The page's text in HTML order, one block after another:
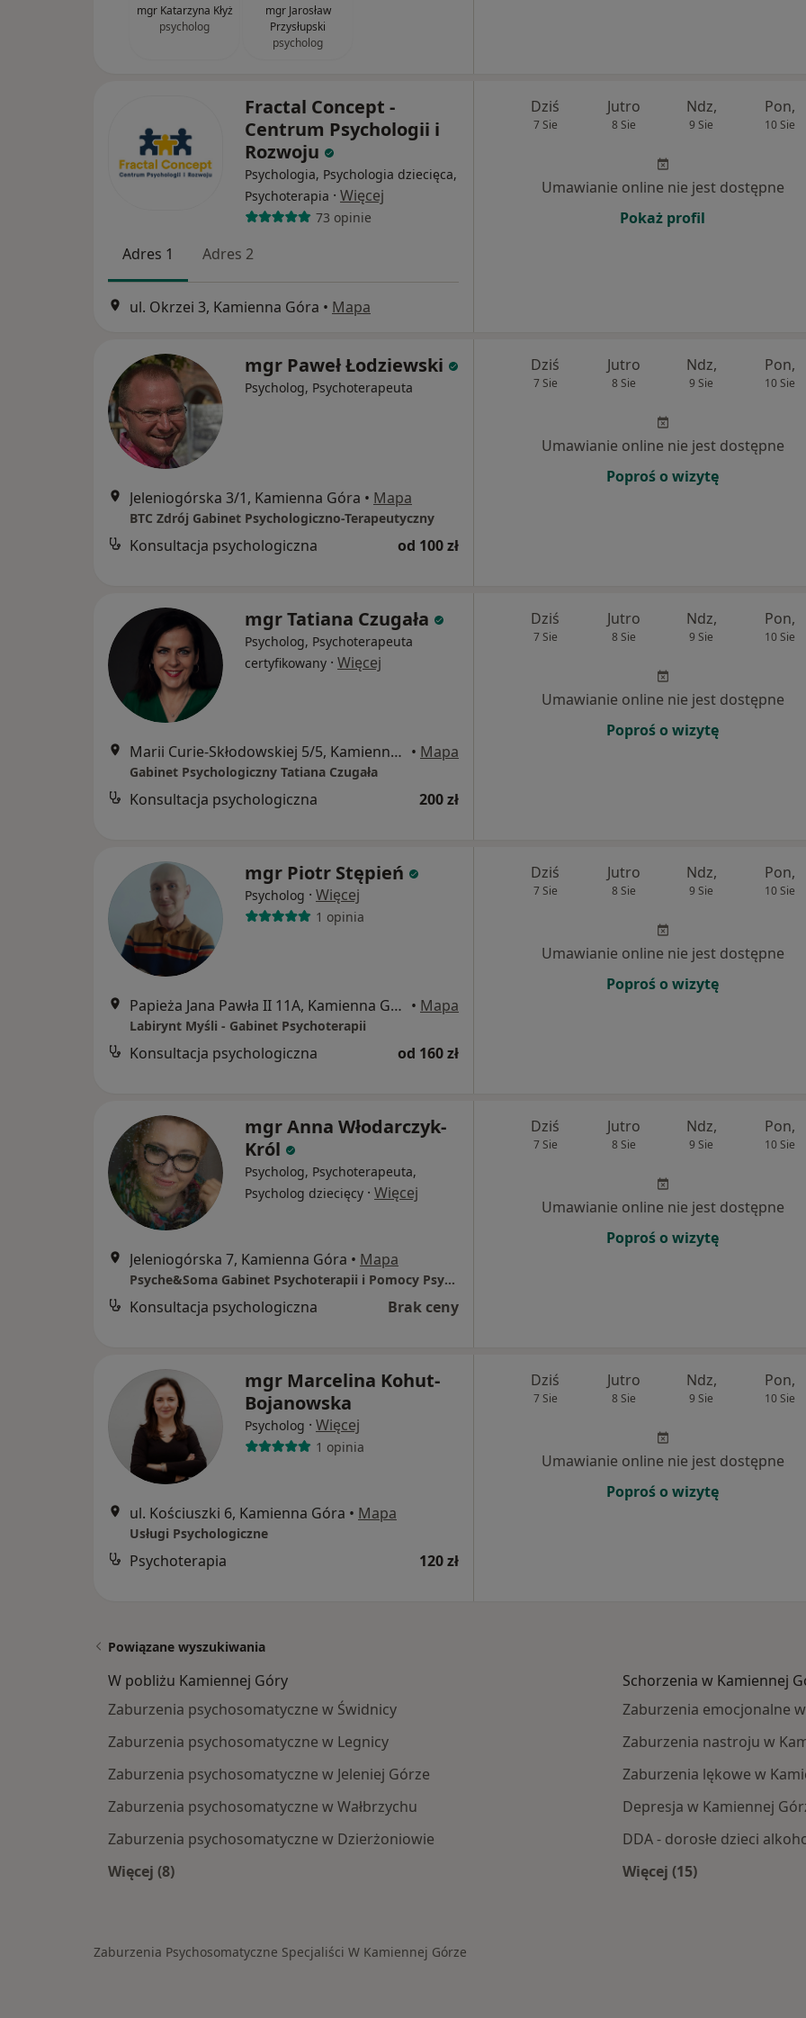
mgr Katarzyna Kłyż
psycholog
mgr Jarosław
Przysłupski
psycholog
Fractal Concept -
Centrum Psychologii i
Rozwoju
Psychologia, Psychologia dziecięca,
Psychoterapia · Więcej
73 opinie
Adres 1 Adres 2
ul. Okrzei 3, Kamienna Góra • Mapa
Dziś
7 Sie
Jutro
8 Sie
Ndz,
9 Sie
Pon,
10 Sie
Umawianie online nie jest dostępne
Pokaż profil
mgr Paweł Łodziewski
Psycholog, Psychoterapeuta
Jeleniogórska 3/1, Kamienna Góra • Mapa
BTC Zdrój Gabinet Psychologiczno-Terapeutyczny
Konsultacja psychologiczna od 100 zł
Dziś
7 Sie
Jutro
8 Sie
Ndz,
9 Sie
Pon,
10 Sie
Umawianie online nie jest dostępne
Poproś o wizytę
mgr Tatiana Czugała
Psycholog, Psychoterapeuta
certyfikowany · Więcej
Marii Curie-Skłodowskiej 5/5, Kamienna Góra • Mapa
Gabinet Psychologiczny Tatiana Czugała
Konsultacja psychologiczna 200 zł
Dziś
7 Sie
Jutro
8 Sie
Ndz,
9 Sie
Pon,
10 Sie
Umawianie online nie jest dostępne
Poproś o wizytę
mgr Piotr Stępień
Psycholog · Więcej
1 opinia
Papieża Jana Pawła II 11A, Kamienna Góra • Mapa
Labirynt Myśli - Gabinet Psychoterapii
Konsultacja psychologiczna od 160 zł
Dziś
7 Sie
Jutro
8 Sie
Ndz,
9 Sie
Pon,
10 Sie
Umawianie online nie jest dostępne
Poproś o wizytę
mgr Anna Włodarczyk-
Król
Psycholog, Psychoterapeuta,
Psycholog dziecięcy · Więcej
Jeleniogórska 7, Kamienna Góra • Mapa
Psyche&Soma Gabinet Psychoterapii i Pomocy Psychologicznej
Konsultacja psychologiczna Brak ceny
Dziś
7 Sie
Jutro
8 Sie
Ndz,
9 Sie
Pon,
10 Sie
Umawianie online nie jest dostępne
Poproś o wizytę
mgr Marcelina Kohut-
Bojanowska
Psycholog · Więcej
1 opinia
ul. Kościuszki 6, Kamienna Góra • Mapa
Usługi Psychologiczne
Psychoterapia 120 zł
Dziś
7 Sie
Jutro
8 Sie
Ndz,
9 Sie
Pon,
10 Sie
Umawianie online nie jest dostępne
Poproś o wizytę
Powiązane wyszukiwania
W pobliżu Kamiennej Góry
Zaburzenia psychosomatyczne w Świdnicy
Zaburzenia psychosomatyczne w Legnicy
Zaburzenia psychosomatyczne w Jeleniej Górze
Zaburzenia psychosomatyczne w Wałbrzychu
Zaburzenia psychosomatyczne w Dzierżoniowie
Więcej (8)
Schorzenia w Kamiennej
Zaburzenia emocjonalne
Zaburzenia nastroju w
Zaburzenia lękowe w
Depresja w Kamiennej
DDA - dorosłe dzieci
Więcej (15)
Zaburzenia Psychosomatyczne Specjaliści W Kamiennej Górze